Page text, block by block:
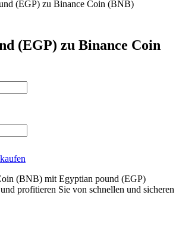
(EGP) zu Binance Coin (BNB)
(EGP) zu Binance Coin
(BNB) mit Egyptian pound (EGP)
profitieren Sie von schnellen und sicheren